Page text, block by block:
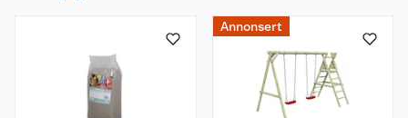
Annonsert